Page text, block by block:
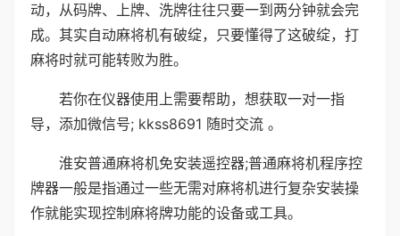
动，从码牌、上牌、洗牌往往只要一到两分钟就会完
成。其实自动麻将机有破绽，只要懂得了这破绽，打
麻将时就可能转败为胜。
若你在仪器使用上需要帮助，想获取一对一指
导，添加微信号; kkss8691 随时交流 。
淮安普通麻将机免安装遥控器;普通麻将机程序控
牌器一般是指通过一些无需对麻将机进行复杂安装操
作就能实现控制麻将牌功能的设备或工具。